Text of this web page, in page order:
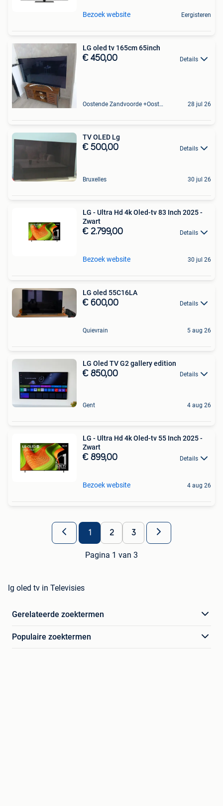
Bezoek website Eergisteren
LG oled tv 165cm 65inch
€ 450,00 Details
Oostende Zandvoorde +Oostende 28 jul 26
TV OLED Lg
€ 500,00 Details
Bruxelles 30 jul 26
LG - Ultra Hd 4k Oled-tv 83 Inch 2025 -
Zwart
€ 2.799,00 Details
Bezoek website 30 jul 26
LG oled 55C16LA
€ 600,00 Details
Quievrain 5 aug 26
LG Oled TV G2 gallery edition
€ 850,00 Details
Gent 4 aug 26
LG - Ultra Hd 4k Oled-tv 55 Inch 2025 -
Zwart
€ 899,00 Details
Bezoek website 4 aug 26
1 2 3
Pagina 1 van 3
lg oled tv in Televisies
Gerelateerde zoektermen
Populaire zoektermen